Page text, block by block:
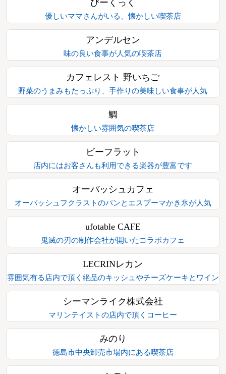
びーくっく
優しいママさんがいる、懐かしい喫茶店
アンデルセン
味の良い食事が人気の喫茶店
カフェレスト 野いちご
野菜のうまみもたっぷり、手作りの美味しい食事が人気
鯛
懐かしい雰囲気の喫茶店
ビーフラット
店内にはお客さんも利用できる楽器が豊富です
オーバッシュカフェ
オーバッシュフクラストのパンとエスプーマかき氷が人気
ufotable CAFE
鬼滅の刃の制作会社が開いたコラボカフェ
LECRINレカン
雰囲気有る店内で頂く絶品のキッシュやチーズケーキとワイン
シーマンライク株式会社
マリンテイストの店内で頂くコーヒー
みのり
徳島市中央卸売市場内にある喫茶店